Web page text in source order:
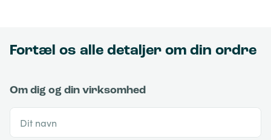
Fortæl os alle detaljer om din ordre
Om dig og din virksomhed
Dit navn